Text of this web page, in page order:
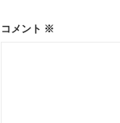
コメント ※